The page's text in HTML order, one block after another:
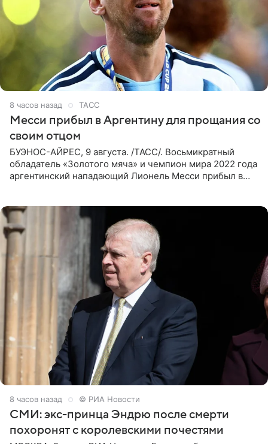
8 часов назад ТАСС
Месси прибыл в Аргентину для прощания со
своим отцом
БУЭНОС-АЙРЕС, 9 августа. /ТАСС/. Восьмикратный
обладатель «Золотого мяча» и чемпион мира 2022 года
аргентинский нападающий Лионель Месси прибыл в
8 часов назад © РИА Новости
СМИ: экс-принца Эндрю после смерти
похоронят с королевскими почестями